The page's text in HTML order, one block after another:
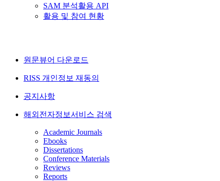
SAM 분석활용 API
활용 및 참여 현황
원문뷰어 다운로드
RISS 개인정보 재동의
공지사항
해외전자정보서비스 검색
Academic Journals
Ebooks
Dissertations
Conference Materials
Reviews
Reports